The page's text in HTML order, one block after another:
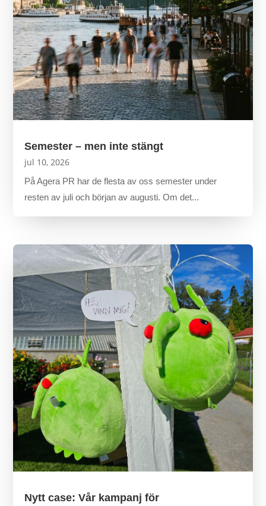
Semester – men inte stängt
jul 10, 2026
På Agera PR har de flesta av oss semester under
resten av juli och början av augusti. Om det...
Nytt case: Vår kampanj för